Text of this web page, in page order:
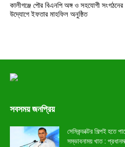
কালীগঞ্জে পৌর বিএনপি অঙ্গ ও সহযোগী সংগঠনের
উদ্যোগে ইফতার মাহফিল অনুষ্ঠিত
সবসময় জনপ্রিয়
সেমিকন্ডাক্টর শিল্পই হতে
সম্ভাবনাময় খাত :